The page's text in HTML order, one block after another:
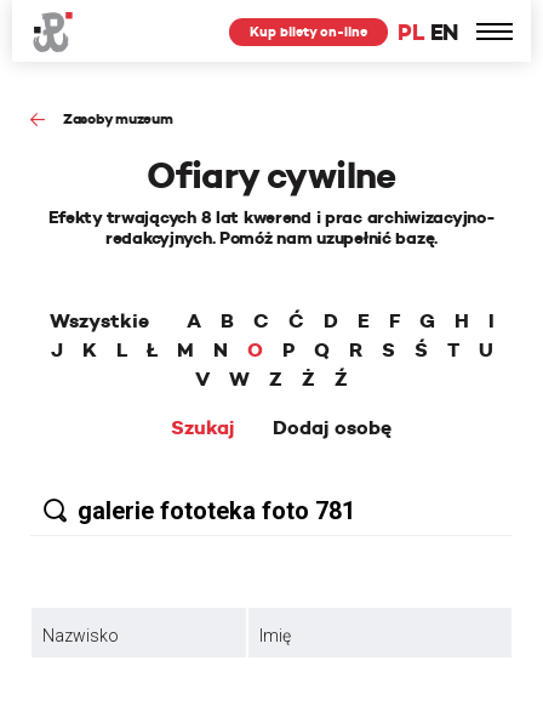
PL EN
Kup bilety on-line
Zasoby muzeum
Ofiary cywilne
Efekty trwających 8 lat kwerend i prac archiwizacyjno-
redakcyjnych. Pomóż nam uzupełnić bazę.
Wszystkie A B C Ć D E F G H
I
J
K L Ł M N O P Q R S Ś T
U
V
W Z Ż
Ź
Szukaj
Dodaj osobę
Nazwisko Imię